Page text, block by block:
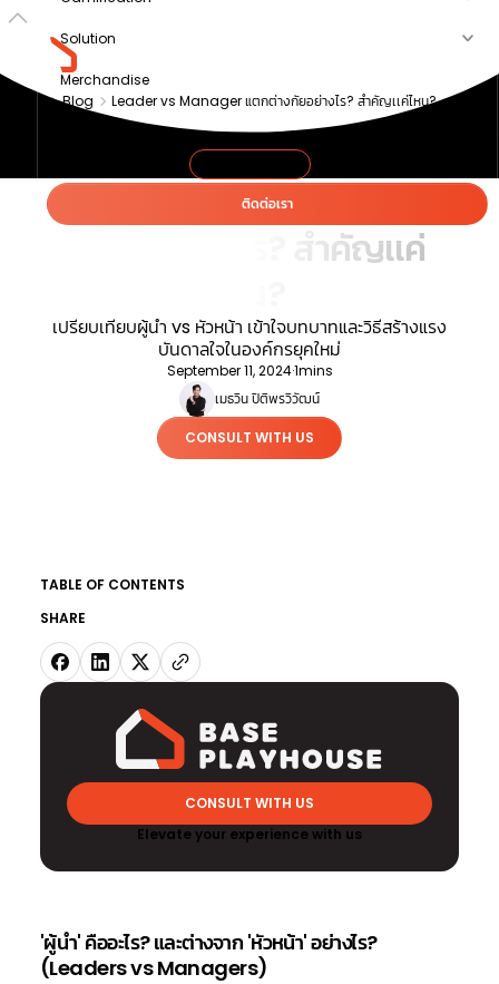
Solution
Merchandise
ติดต่อเรา
Blog Leader vs Manager แตกต่างกัยอย่างไร? สำคัญเเค่ไหน?
Leader vs Manager แตก
ต่างกัยอย่างไร? สำคัญเเค่
เปรียบเทียบผู้นำ vs หัวหน้า เข้าใจบทบาทและวิธีสร้างแรง
บันดาลใจในองค์กรยุคใหม่
September 11, 2024·1mins
เมธวิน ปิติพรวิวัฒน์
CONSULT WITH US
TABLE OF CONTENTS
SHARE
CONSULT WITH US
Elevate your experience with us
'ผู้นำ' คืออะไร? และต่างจาก 'หัวหน้า' อย่างไร?
(Leaders vs Managers)